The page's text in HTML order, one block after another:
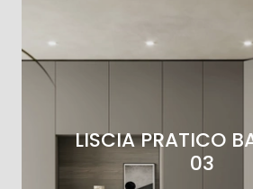
LISCIA PRATICO
03